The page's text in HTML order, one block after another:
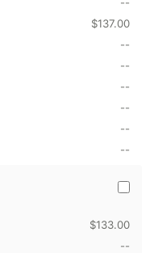
草
Clover
克
$137.00
--
--
--
--
--
--
蜂
-
百
$133.00
--